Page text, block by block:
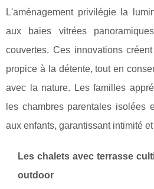
L'aménagement privilégie la
aux baies vitrées
couvertes. Ces innovations
propice à la détente, tout en
avec la nature. Les familles
les chambres parentales isolées
aux enfants, garantissant intimité
Les chalets avec terrasse
outdoor